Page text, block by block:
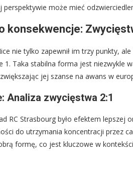
perspektywie może mieć
konsekwencje:
nie tylko zapewnił im trzy punkty,
1. Taka stabilna forma jest niezwykle
jej szanse na awans w
Analiza zwycięstwa 2:1
RC Strasbourg było efektem lepszej
do utrzymania koncentracji przez
formę, co jest kluczowe w